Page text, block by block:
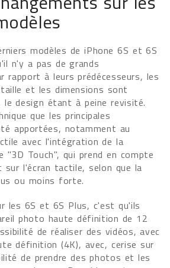
modèles de iPhone 6S et 6S
n'y a pas de grands
rapport à leurs prédécesseurs, les
et les dimensions sont
design étant à peine revisité.
que les principales
apportées, notamment au
avec l'intégration de la
"3D Touch", qui prend en compte
sur l'écran tactile, selon que la
ou moins forte.
les 6S et 6S Plus, c'est qu'ils
photo haute définition de 12
de réaliser des vidéos, avec
définition (4K), avec, cerise sur
de prendre des photos et les